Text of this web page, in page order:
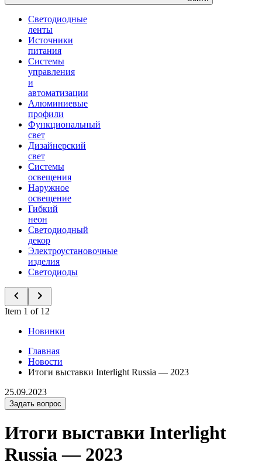
Светодиодные
ленты
Источники
питания
Системы
управления
и
автоматизации
Алюминиевые
профили
Функциональный
свет
Дизайнерский
свет
Системы
освещения
Наружное
освещение
Гибкий
неон
Светодиодный
декор
Электроустановочные
изделия
Светодиоды
Item 1 of 12
Новинки
Главная
Новости
Итоги выставки Interlight Russia — 2023
25.09.2023
Задать вопрос
Итоги выставки Interlight
Russia — 2023